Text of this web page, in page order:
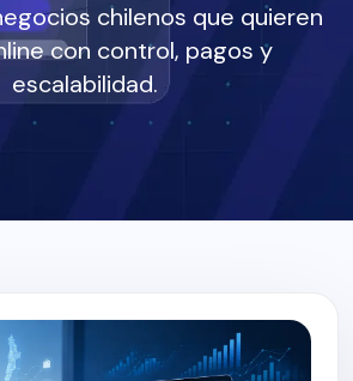
chilenos que quieren
con control, pagos y
escalabilidad.